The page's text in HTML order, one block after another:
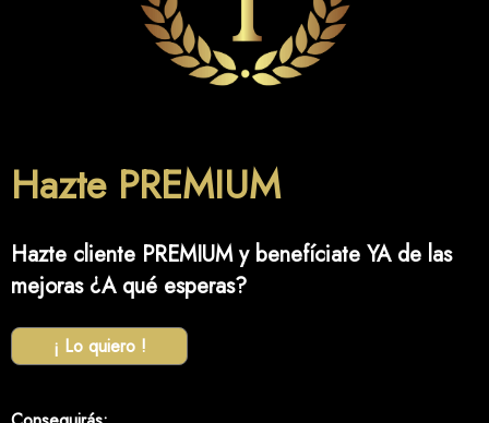
Hazte PREMIUM
Hazte cliente PREMIUM y benefíciate YA de las
mejoras ¿A qué esperas?
¡ Lo quiero !